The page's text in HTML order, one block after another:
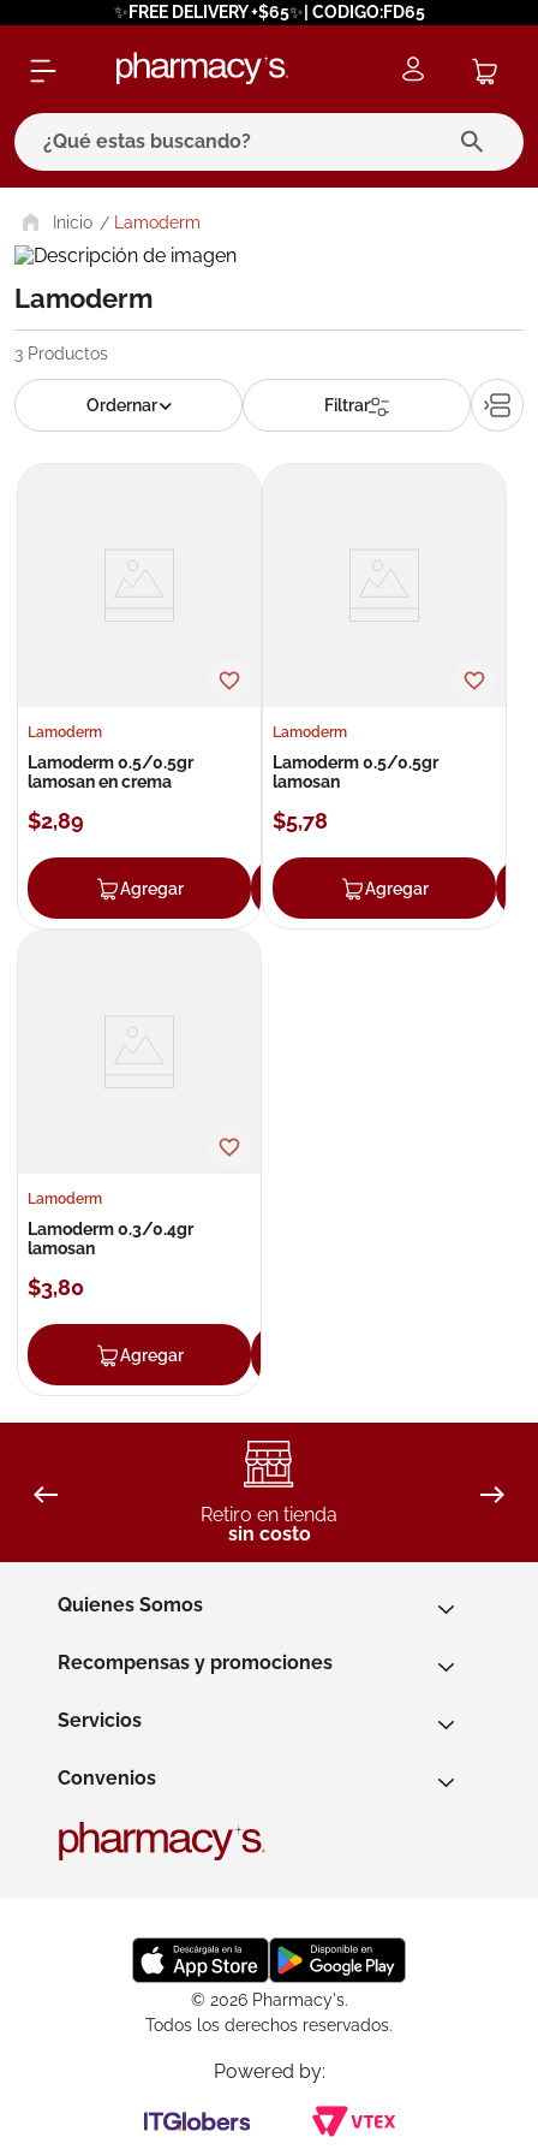
✨FREE DELIVERY +$65✨| CODIGO:FD65
¿Qué estas buscando?
Lamoderm
Lamoderm
3 Productos
Lamoderm
Lamoderm 0.5/0.5gr
lamosan en crema
$2,89
Agregar Agregar
Lamoderm
Lamoderm 0.5/0.5gr
lamosan
$5,78
Agregar
Lamoderm
Lamoderm 0.3/0.4gr
lamosan
$3,80
Agregar
Retiro en tienda
sin costo
Quienes Somos
Recompensas y promociones
Servicios
Convenios
© 2026 Pharmacy's.
Todos los derechos reservados.
Powered by:
términos más buscados
1. eucerin
2 . protector solar
3. bioderma
5. cerave
roche posay
nivea